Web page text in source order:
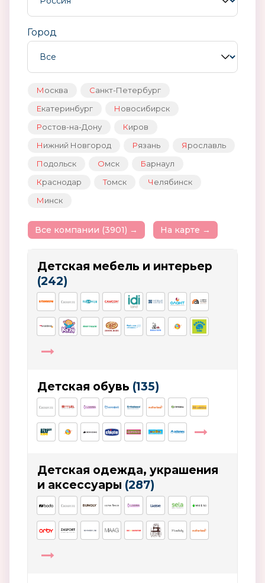
Город
Москва
Санкт-Петербург
Екатеринбург
Новосибирск
Ростов-на-Дону
Киров
Нижний Новгород
Рязань
Ярославль
Подольск
Омск
Барнаул
Краснодар
Томск
Челябинск
Минск
Все компании (3901) → На карте →
Детская мебель и интерьер
(242)
Детская обувь (135)
Детская одежда, украшения
и аксессуары (287)